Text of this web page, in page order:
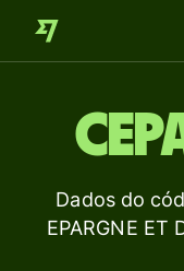
Dados do
EPARGNE ET